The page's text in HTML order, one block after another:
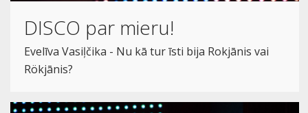
DISCO par mieru!
Evelīva Vasiļčika - Nu kā tur īsti bija Rokjānis vai
Rökjānis?